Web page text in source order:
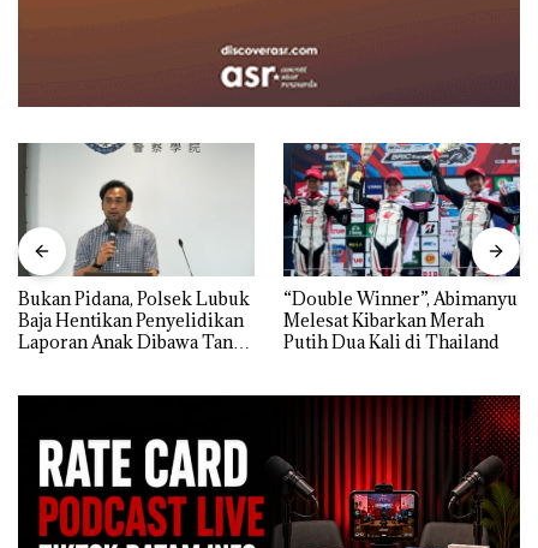
Bukan Pidana, Polsek Lubuk
Baja Hentikan Penyelidikan
Laporan Anak Dibawa Tanpa
“Double Winner”, Abimanyu
Melesat Kibarkan Merah
Putih Dua Kali di Thailand